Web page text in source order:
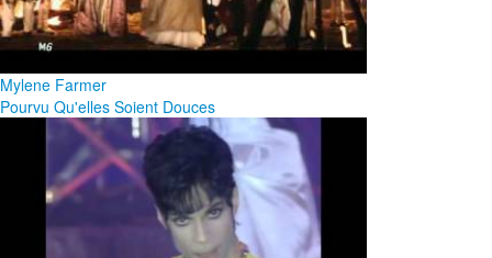
Mylene Farmer
Pourvu Qu'elles Soient Douces